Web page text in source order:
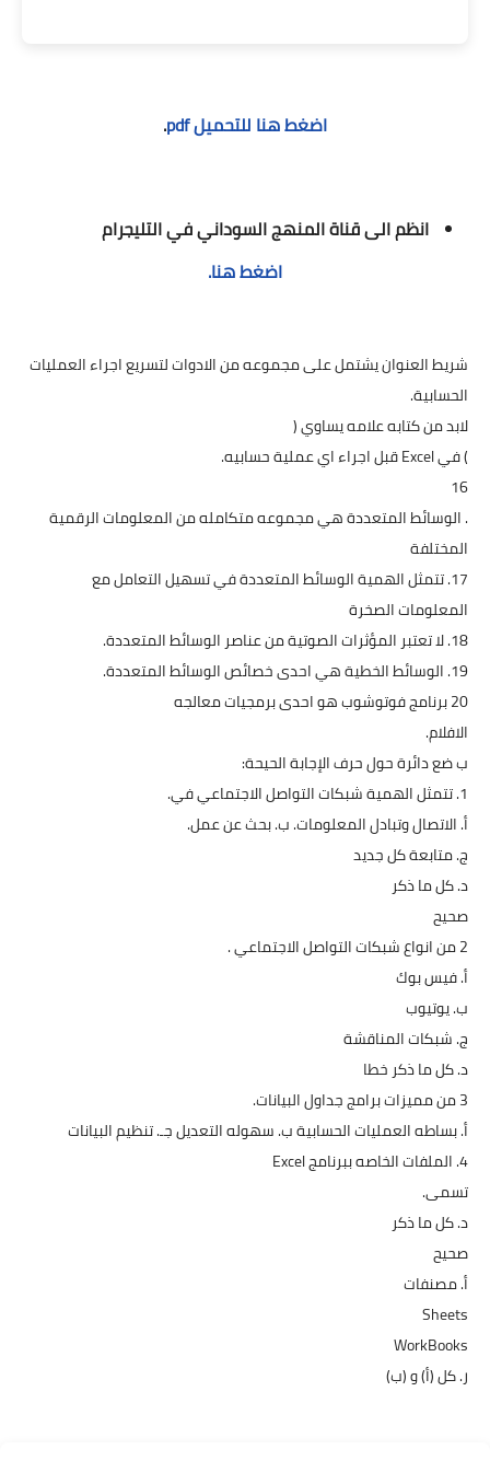
اضغط هنا للتحميل pdf .
انظم الى قناة المنهج السوداني في التليجرام
اضغط هنا.
شريط العنوان يشتمل على مجموعه من الادوات لتسريع اجراء العمليات
الحسابية.
لابد من كتابه علامه يساوي (
) في Excel قبل اجراء اي عملية حسابيه.
16
. الوسائط المتعددة هي مجموعه متكامله من المعلومات الرقمية
المختلفة
17. تتمثل الهمية الوسائط المتعددة في تسهيل التعامل مع
المعلومات الصخرة
18. لا تعتبر المؤثرات الصوتية من عناصر الوسائط المتعددة.
19. الوسائط الخطية هي احدى خصائص الوسائط المتعددة.
20 برنامج فوتوشوب هو احدى برمجيات معالجه
الافلام.
ب ضع دائرة حول حرف الإجابة الحيحة:
1. تتمثل الهمية شبكات التواصل الاجتماعي في.
أ. الاتصال وتبادل المعلومات. ب. بحث عن عمل.
ج. متابعة كل جديد
د. كل ما ذكر
صحيح
2 من انواع شبكات التواصل الاجتماعي .
أ. فيس بوك
ب. يوتيوب
ج. شبكات المناقشة
د. كل ما ذكر خطا
3 من مميزات برامج جداول البيانات.
أ. بساطه العمليات الحسابية ب. سهوله التعديل جـ. تنظيم البيانات
4. الملفات الخاصه ببرنامج Excel
تسمى.
د. كل ما ذكر
صحيح
أ. مصنفات
Sheets
WorkBooks
ر. كل (أ) و (ب)